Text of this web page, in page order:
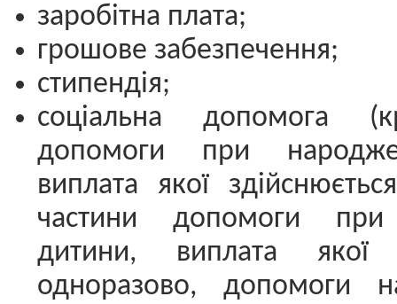
заробітна плата;
грошове забезпечення;
стипендія;
соціальна допомога
допомоги при
виплата якої
частини допомоги при
дитини, виплата якої
одноразово, допомоги